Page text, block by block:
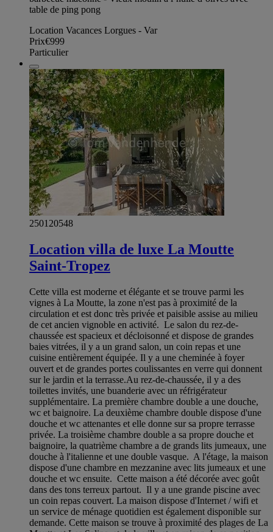
table de ping pong
Location Vacances Lorgues - Var
Prix€999
Particulier
250120548
Location villa de luxe La Moutte
Saint-Tropez
Cette villa est moderne et élégante et se trouve parmi les
vignes à La Moutte, la zone n'est pas à proximité de la
circulation et est donc très privée et paisible assise au milieu
de cet ancien vignoble en activité. Le salon du rez-de-
chaussée est spacieux et décloisonné et dispose de grandes
baies vitrées, il y a un grand salon, un coin repas et une
cuisine entièrement équipée. Il y a une cheminée à foyer
ouvert et de grandes portes coulissantes en verre qui donnent
sur le jardin et la terrasse.Au rez-de-chaussée, il y a des
toilettes invités, une buanderie avec un réfrigérateur
supplémentaire. La première chambre double a une douche,
wc et baignoire. La deuxième chambre double dispose d'une
douche et wc attenantes et elle donne sur sa propre terrasse
privée. La troisième chambre double a sa propre douche et
baignoire, la quatrième chambre a de grands lits jumeaux, une
douche à l'italienne et une double vasque. A l'étage, la maison
dispose d'une chambre en mezzanine avec lits jumeaux et une
douche et wc ensuite. Cette maison a été décorée avec goût
dans des tons terreux partout. Il y a une grande piscine avec
un coin repas couvert. La maison dispose d'Internet / wifi et
un service de ménage quotidien est également disponible sur
demande. Cette maison se trouve à proximité des plages de La